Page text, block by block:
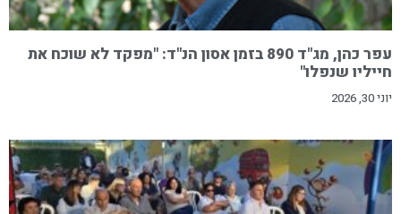
עפר כהן, מג"ד 890 בזמן אסון הנ"ד: "מפקד לא שוכח את
חייליו שנפלו"
יוני 30, 2026